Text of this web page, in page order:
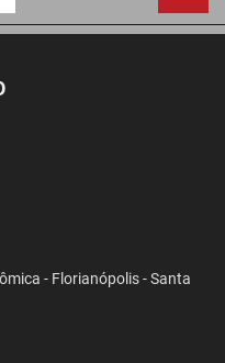
- Florianópolis - Santa